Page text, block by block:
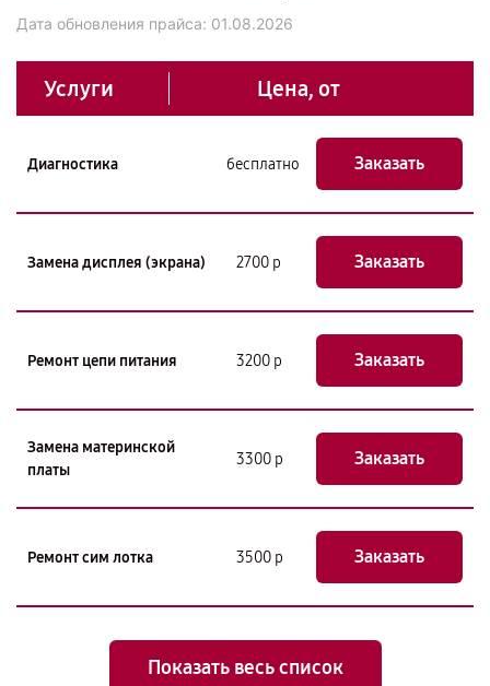
Дата обновления прайса: 01.08.2026
Услуги Цена, от
Диагностика бесплатно Заказать
Замена дисплея (экрана) 2700 р Заказать
Ремонт цепи питания 3200 р Заказать
Замена материнской
платы
3300 р Заказать
Ремонт сим лотка 3500 р Заказать
Показать весь список